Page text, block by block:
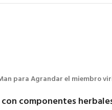
para Agrandar el miembro
con componentes